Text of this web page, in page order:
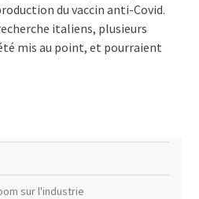
du vaccin anti-Covid.
italiens, plusieurs
mis au point, et pourraient
sur l'industrie